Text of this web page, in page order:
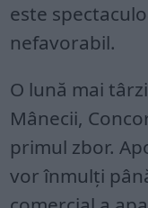
este
nefavorabil.
O lună mai
Mânecii,
primul zbor.
vor înmulți